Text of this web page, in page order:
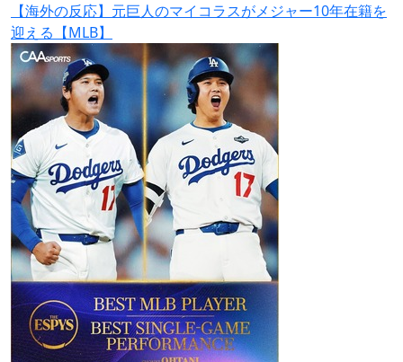
【海外の反応】元巨人のマイコラスがメジャー10年在籍を
迎える【MLB】